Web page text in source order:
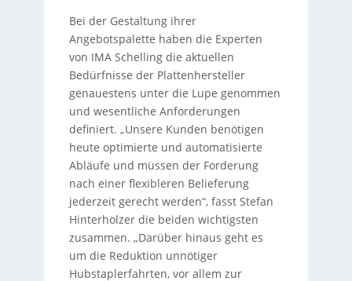
Bei der Gestaltung ihrer
Angebotspalette haben die Experten
von IMA Schelling die aktuellen
Bedürfnisse der Plattenhersteller
genauestens unter die Lupe genommen
und wesentliche Anforderungen
definiert. „Unsere Kunden benötigen
heute optimierte und automatisierte
Abläufe und müssen der Forderung
nach einer flexibleren Belieferung
jederzeit gerecht werden“, fasst Stefan
Hinterholzer die beiden wichtigsten
zusammen. „Darüber hinaus geht es
um die Reduktion unnötiger
Hubstaplerfahrten, vor allem zur